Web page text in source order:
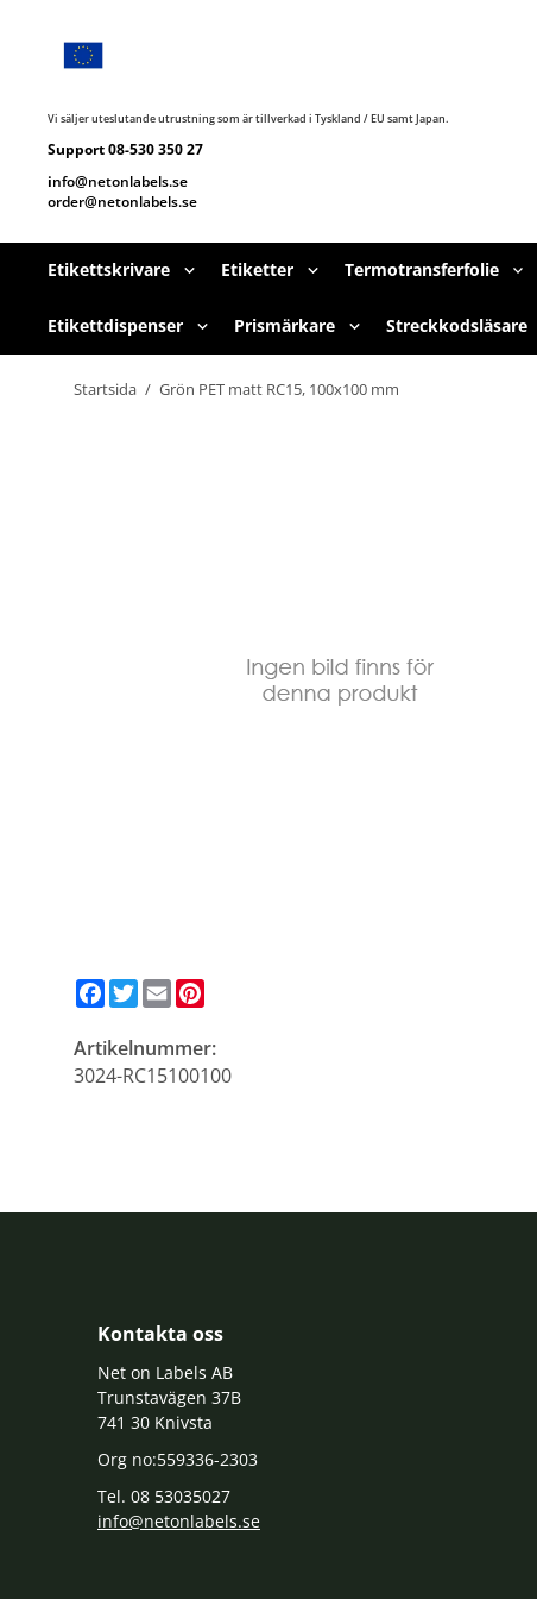
huvudnavigering
huvudinnehållet
Vi säljer uteslutande utrustning som är tillverkad i Tyskland / EU samt Japan.
Support 08-530 350 27
info@netonlabels.se
order@netonlabels.se
Etikettskrivare Etiketter Termotransferfolie
Etikettdispenser Prismärkare Streckkodsläsare
Startsida / Grön PET matt RC15, 100x100 mm
Facebook
Twitter
Email
Artikelnummer:
3024-RC15100100
Kontakta oss
Net on Labels AB
Trunstavägen 37B
741 30 Knivsta
Org no:559336-2303
Tel. 08 53035027
info@netonlabels.se